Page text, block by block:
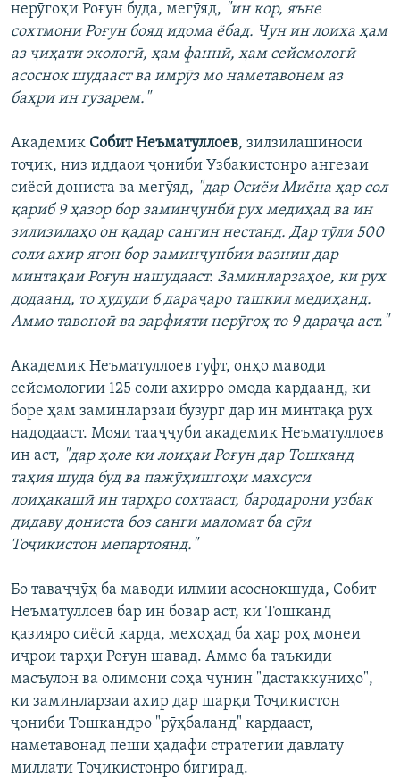
нерӯгоҳи Роғун буда, мегӯяд, "ин кор, яъне
сохтмони Роғун бояд идома ёбад. Чун ин лоиҳа ҳам
аз ҷиҳати экологӣ, ҳам фаннӣ, ҳам сейсмологӣ
асоснок шудааст ва имрӯз мо наметавонем аз
баҳри ин гузарем."
Академик Собит Неъматуллоев, зилзилашиноси
тоҷик, низ иддаои ҷониби Узбакистонро ангезаи
сиёсӣ дониста ва мегӯяд, "дар Осиёи Миёна ҳар сол
қариб 9 ҳазор бор заминҷунбӣ рух медиҳад ва ин
зилизилаҳо он қадар сангин нестанд. Дар тӯли 500
соли ахир ягон бор заминҷунбии вазнин дар
минтақаи Роғун нашудааст. Заминларзаҳое, ки рух
додаанд, то ҳудуди 6 дараҷаро ташкил медиҳанд.
Аммо тавоноӣ ва зарфияти нерӯгоҳ то 9 дараҷа аст."
Академик Неъматуллоев гуфт, онҳо маводи
сейсмологии 125 соли ахирро омода кардаанд, ки
боре ҳам заминларзаи бузург дар ин минтақа рух
надодааст. Мояи тааҷҷуби академик Неъматуллоев
ин аст, "дар ҳоле ки лоиҳаи Роғун дар Тошканд
таҳия шуда буд ва пажӯҳишгоҳи махсуси
лоиҳакашӣ ин тарҳро сохтааст, бародарони узбак
дидаву дониста боз санги маломат ба сӯи
Тоҷикистон мепартоянд."
Бо таваҷҷӯҳ ба маводи илмии асоснокшуда, Собит
Неъматуллоев бар ин бовар аст, ки Тошканд
қазияро сиёсӣ карда, мехоҳад ба ҳар роҳ монеи
иҷрои тарҳи Роғун шавад. Аммо ба таъкиди
масъулон ва олимони соҳа чунин "дастаккуниҳо",
ки заминларзаи ахир дар шарқи Тоҷикистон
ҷониби Тошкандро "рӯҳбаланд" кардааст,
наметавонад пеши ҳадафи стратегии давлату
миллати Тоҷикистонро бигирад.